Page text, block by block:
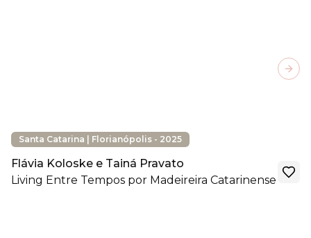
Santa Catarina | Florianópolis - 2025
Flávia Koloske e Tainá Pravato
Living Entre Tempos por Madeireira Catarinense